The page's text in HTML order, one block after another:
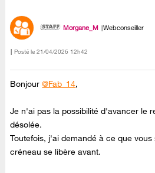
Morgane_M Webconseiller
Posté le ‎21/04/2026 12h42
Bonjour@Fab_14,
Je n'ai pas la possibilité d'avancer le
désolée.
Toutefois, j'ai demandé à ce que
créneau se libère avant.